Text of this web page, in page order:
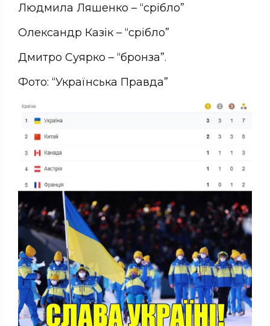
Людмила Ляшенко – “срібло”
Олександр Казік – “срібло”
Дмитро Суярко – “бронза”.
Фото: “Українська Правда”